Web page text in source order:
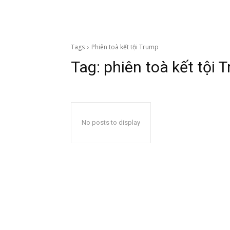
Tags Phiên toà kết tội Trump
Tag: phiên toà kết tội
No posts to display